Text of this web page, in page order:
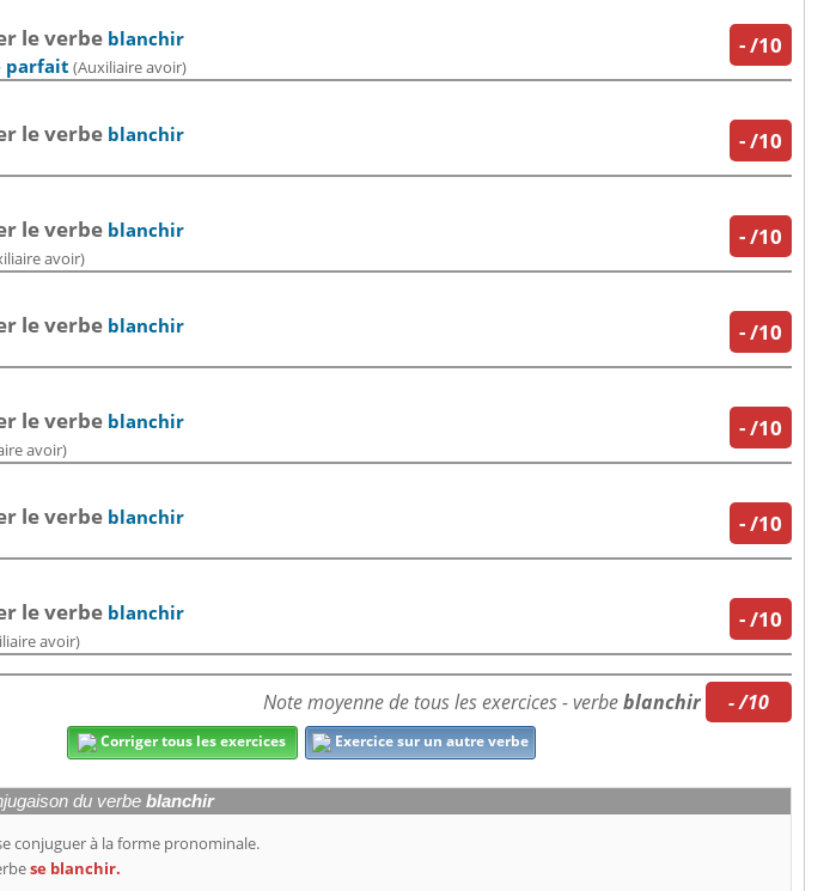
-/10
le verbe blanchir
parfait (Auxiliaire avoir)
-/10
le verbe blanchir
-/10
le verbe blanchir
avoir)
-/10
le verbe blanchir
-/10
le verbe blanchir
avoir)
-/10
le verbe blanchir
-/10
le verbe blanchir
avoir)
Note moyenne de tous les exercices - verbeblanchir - /10
Corriger tous les exercices Exercice sur un autre verbe
du verbeblanchir
conjuguer à la forme pronominale.
se blanchir.